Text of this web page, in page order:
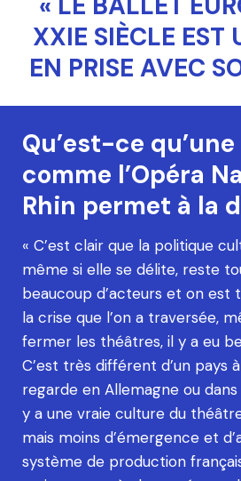
XXIE SIÈCLE EST
EN PRISE AVEC
Qu’est-ce
comme l’Opéra
Rhin permet à la
« C’est clair que la politique
même si elle se délite, reste
beaucoup d’acteurs et on est
la crise que l’on a traversée,
fermer les théâtres, il y a eu
C’est très différent d’un pays
regarde en Allemagne ou dans
y a une vraie culture du
mais moins d’émergence et
système de production